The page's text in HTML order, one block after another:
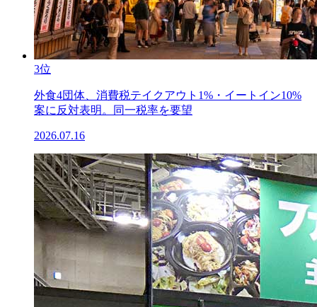
3位
外食4団体、消費税テイクアウト1%・イートイン10%
案に反対表明。同一税率を要望
2026.07.16